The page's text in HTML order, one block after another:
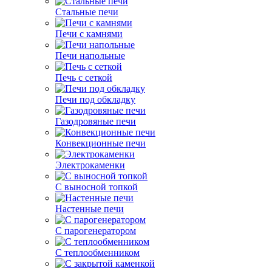
Стальные печи
Печи с камнями
Печи напольные
Печь с сеткой
Печи под обкладку
Газодровяные печи
Конвекционные печи
Электрокаменки
С выносной топкой
Настенные печи
С парогенератором
С теплообменником